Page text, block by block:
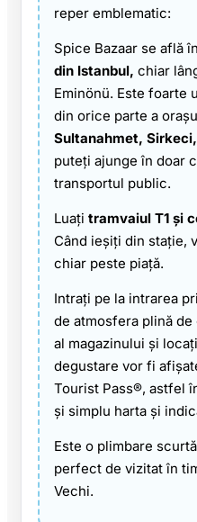
reper emblematic:
Spice Bazaar se află în
din Istanbul, chiar
Eminönü. Este foarte
din orice parte a
Sultanahmet,
puteți ajunge în doar
transportul public.
Luați tramvaiul T1 și
Când ieșiți din stație,
chiar peste piață.
Intrați pe la intrarea
de atmosfera plină
al magazinului și
degustare vor fi
Tourist Pass®, astfel
și simplu harta și
Este o plimbare
perfect de vizitat în
Vechi.